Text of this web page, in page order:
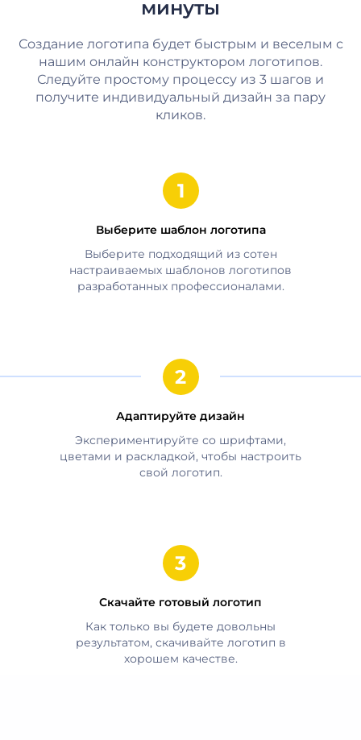
минуты
Создание логотипа будет быстрым и веселым с
нашим онлайн конструктором логотипов.
Следуйте простому процессу из 3 шагов и
получите индивидуальный дизайн за пару
кликов.
Выберите шаблон логотипа
Выберите подходящий из сотен
настраиваемых шаблонов логотипов
разработанных профессионалами.
Адаптируйте дизайн
Экспериментируйте со шрифтами,
цветами и раскладкой, чтобы настроить
свой логотип.
Скачайте готовый логотип
Как только вы будете довольны
результатом, скачивайте логотип в
хорошем качестве.